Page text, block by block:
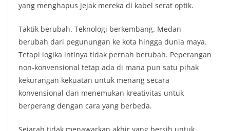
yang menghapus jejak mereka di kabel serat optik.
Taktik berubah. Teknologi berkembang. Medan
berubah dari pegunungan ke kota hingga dunia maya.
Tetapi logika intinya tidak pernah berubah. Peperangan
non-konvensional tetap ada di mana pun satu pihak
kekurangan kekuatan untuk menang secara
konvensional dan menemukan kreativitas untuk
berperang dengan cara yang berbeda.